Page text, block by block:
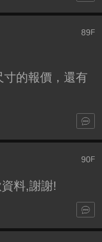
89F
的報價，還有
90F
料,謝謝!